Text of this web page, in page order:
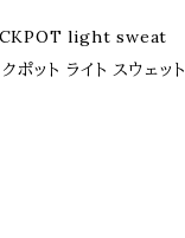
light sweat
ポット ライト スウェット